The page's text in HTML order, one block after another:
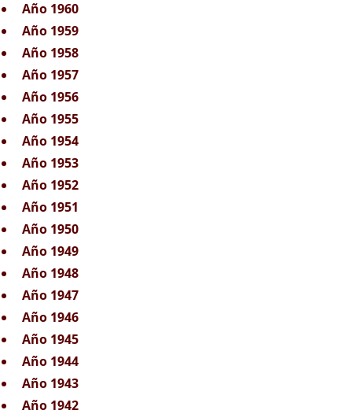
Año 1960
Año 1959
Año 1958
Año 1957
Año 1956
Año 1955
Año 1954
Año 1953
Año 1952
Año 1951
Año 1950
Año 1949
Año 1948
Año 1947
Año 1946
Año 1945
Año 1944
Año 1943
Año 1942